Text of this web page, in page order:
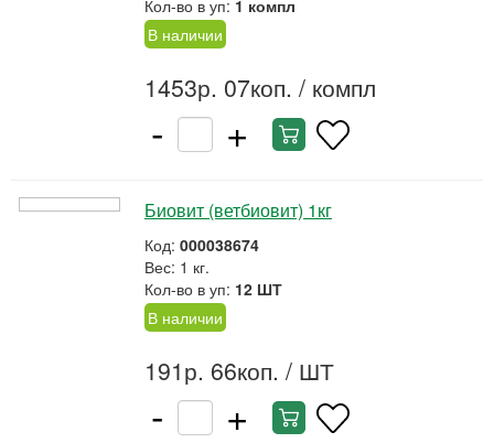
Кол-во в уп: 1 компл
В наличии
1453р. 07коп. / компл
- +
Биовит (ветбиовит) 1кг
Код: 000038674
Вес: 1 кг.
Кол-во в уп: 12 ШТ
В наличии
191р. 66коп. / ШТ
- +